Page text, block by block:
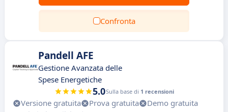
Confronta
Pandell AFE
Gestione Avanzata delle
Spese Energetiche
5.0Sulla base di 1 recensioni
Versione gratuita Prova gratuita
Demo gratuita